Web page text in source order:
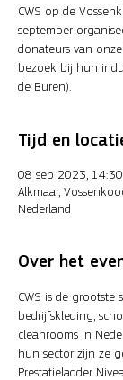
CWS op de
september
donateurs van
bezoek bij hun
de Buren).
Tijd en
08 sep 2023,
Alkmaar,
Nederland
Over het
CWS is de grootste
bedrijfskleding,
cleanrooms in
hun sector zijn ze
Prestatieladder